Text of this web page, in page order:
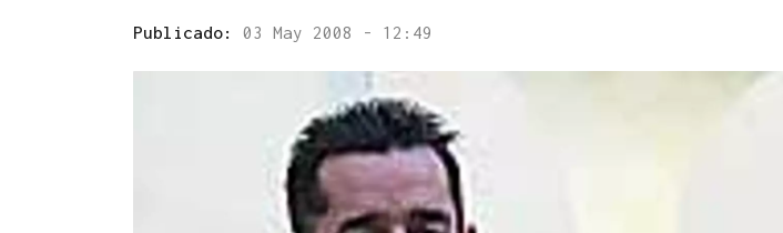
Publicado: 03 May 2008 - 12:49